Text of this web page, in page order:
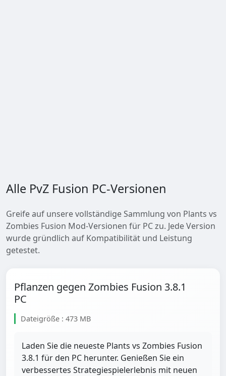
Alle PvZ Fusion PC-Versionen
Greife auf unsere vollständige Sammlung von Plants vs
Zombies Fusion Mod-Versionen für PC zu. Jede Version
wurde gründlich auf Kompatibilität und Leistung
getestet.
Pflanzen gegen Zombies Fusion 3.8.1
PC
Dateigröße : 473 MB
Laden Sie die neueste Plants vs Zombies Fusion
3.8.1 für den PC herunter. Genießen Sie ein
verbessertes Strategiespielerlebnis mit neuen